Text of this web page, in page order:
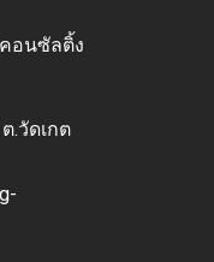
อนซัลติ้ง
.วัดเกต